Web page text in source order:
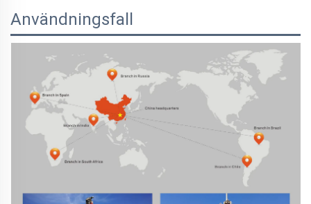
Användningsfall